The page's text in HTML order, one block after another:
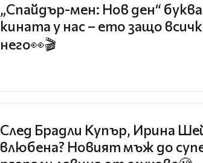
„Спайдър-мен: Нов ден“
кината у нас – ето защо
него👀🎬
След Брадли Купър, Ирина
влюбена? Новият мъж до